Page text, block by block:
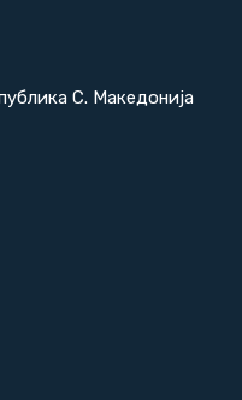
С. Македонија